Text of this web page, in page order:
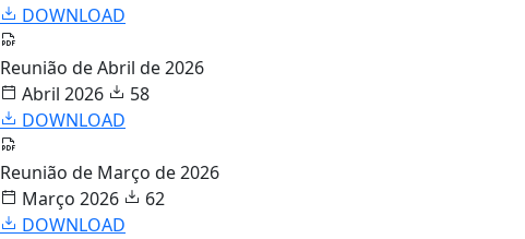
DOWNLOAD
Reunião de Abril de 2026
Abril 2026
58
DOWNLOAD
Reunião de Março de 2026
Março 2026
62
DOWNLOAD